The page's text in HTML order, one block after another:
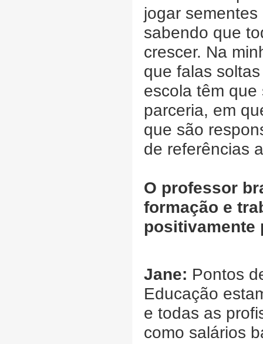
jogar
sabendo que
crescer. Na
que falas
escola têm
parceria, em
que são
de referências
O professor
formação e
positivamente
Jane: Pontos
Educação
e todas as
como salários